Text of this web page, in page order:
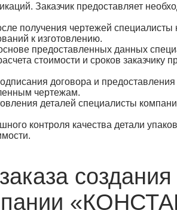
Заказчик предоставляет
получения чертежей
к изготовлению.
предоставленных данных
стоимости и сроков
договора и
чертежам.
деталей специалисты
контроля качества детали